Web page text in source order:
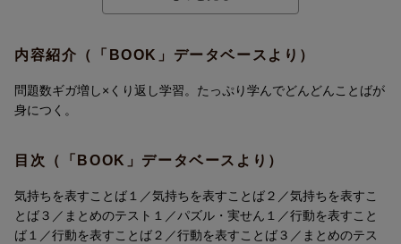
使えることばが増えると、読解力・表現力はぐんぐん伸びる！
「なぞる」⇒「あてはめる」のくり返し学習で、ことばがしっか
コツコツ取り組む子にも、いっきにマスターしたい子にも効果バ
【特長1】どんどん身につく！問題回数ギガ増しドリル！
小学生が覚えておきたい「ことば」をギュッと凝縮！学年にとら
1回分を1枚ずつ切りとって使えるので、学習しやすく達成感もア
【特長3】裏面を使って、もう1回チャレンジ！
【特長4】「答え」のページはていねいな解説つき！
解答だけでなく、考え方や注意点を「ポイント」でわかりやすく
解説しました。
内容紹介（「BOOK」データベースより）
問題数ギガ増し×くり返し学習。たっぷり学んでどんどんことばが
身につく。
目次（「BOOK」データベースより）
気持ちを表すことば１／気持ちを表すことば２／気持ちを表すこ
とば３／まとめのテスト１／パズル・実せん１／行動を表すこと
ば１／行動を表すことば２／行動を表すことば３／まとめのテス